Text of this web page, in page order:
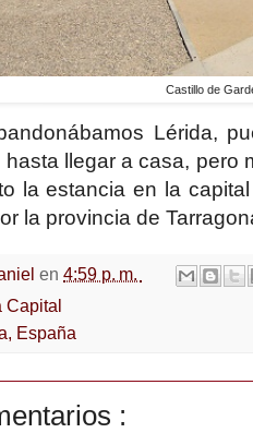
Castillo de
Lérida,
llegar a casa, pero
la estancia en la
la provincia de
en 4:59 p. m.
Capital
España
: